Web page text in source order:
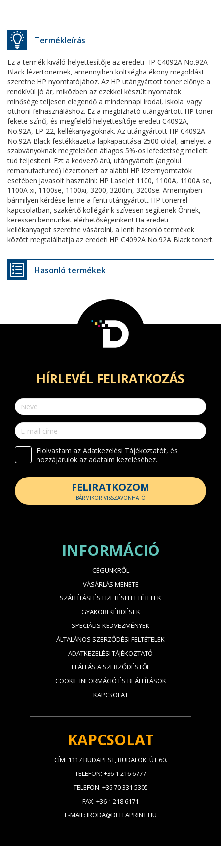
Termékleírás
Ez a termék kiváló helyettesítője az eredeti HP C4092A No.92A
Black lézertonernek, amennyiben költséghatékony megoldást
szeretne HP nyomtatójához. Az HP utángyártott toner előnye a
rendkívül jó ár, miközben az ezekkel készült nyomatok
minősége teljesen elegendő a mindennapi irodai, iskolai vagy
otthoni felhasználáshoz. Ez a megbízható utángyártott HP toner
fekete színű, és megfelelő helyettesítője eredeti C4092A,
No.92A, EP-22, kellékanyagoknak. Az utángyártott HP C4092A
No.92A Black festékkazetta lapkapacitása 2500 oldal, amelyet a
szabványoknak megfelelően átlagos 5%-os lefedettség mellett
tud teljesíteni. Ezt a kedvező árú, utángyártott (angolul
remanufactured) lézertonert az alábbi HP lézernyomtatók
esetében javasolt használni: HP LaseJet 1100, 1100A, 1100A se,
1100A xi, 1100se, 1100xi, 3200, 3200m, 3200se. Amennyiben
bármilyen kérdése lenne a fenti utángyártott HP tonerrel
kapcsolatban, szakértő kollégáink szívesen segítenek Önnek,
keressen bennünket elérhetőségeinken! Ha eredeti
kellékanyagot szeretne vásárolni, a lenti hasonló termékek
között megtalálhatja az eredeti HP C4092A No.92A Black tonert.
Hasonló termékek
HÍRLEVÉL FELIRATKOZÁS
Elolvastam az Adatkezelési Tájékoztatót, és
hozzájárulok az adataim kezeléséhez.
FELIRATKOZOM
BÁRMIKOR VISSZAVONHATÓ
INFORMÁCIÓ
CÉGÜNKRŐL
VÁSÁRLÁS MENETE
SZÁLLÍTÁSI ÉS FIZETÉSI FELTÉTELEK
GYAKORI KÉRDÉSEK
SPECIÁLIS KEDVEZMÉNYEK
ÁLTALÁNOS SZERZŐDÉSI FELTÉTELEK
ADATKEZELÉSI TÁJÉKOZTATÓ
ELÁLLÁS A SZERZŐDÉSTŐL
COOKIE INFORMÁCIÓ ÉS BEÁLLÍTÁSOK
KAPCSOLAT
KAPCSOLAT
CÍM: 1117 BUDAPEST, BUDAFOKI ÚT 60.
TELEFON: +36 1 216 6777
TELEFON: +36 70 331 5305
FAX: +36 1 218 6171
E-MAIL: IRODA@DELLAPRINT.HU